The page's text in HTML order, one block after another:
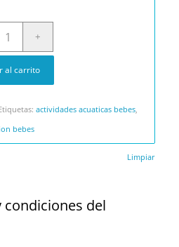
Limpiar
al carrito
actividades acuaticas bebes,
bebes
condiciones del